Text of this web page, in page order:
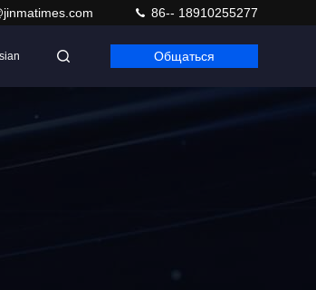
86-- 18910255277
Общаться